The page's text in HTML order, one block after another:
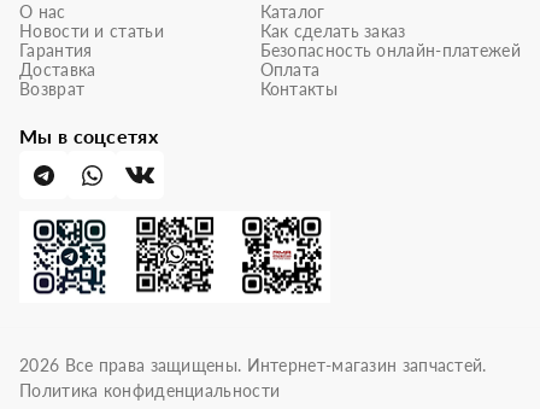
О нас
Новости и статьи
Гарантия
Доставка
Возврат
Каталог
Как сделать заказ
Безопасность онлайн-платежей
Оплата
Контакты
Мы в соцсетях
2026 Все права защищены. Интернет-магазин запчастей.
Политика конфиденциальности